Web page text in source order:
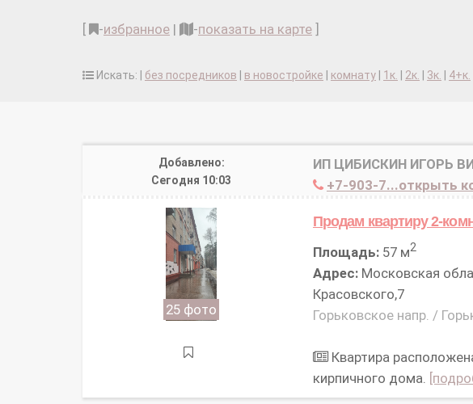
-избранное | -показать на карте
Искать: | без посредников в новостройке комнату 1к. 2к. 3к. 4+к.
Добавлено:
Сегодня 10:03
ИП ЦИБИСКИН ИГОРЬ
+7-903-7...открыть
25 фото
Продам квартиру 2-
Площадь:57 м2
Адрес:Московская
Красовского,7
Горьковское напр. /
Квартира
кирпичного дома.